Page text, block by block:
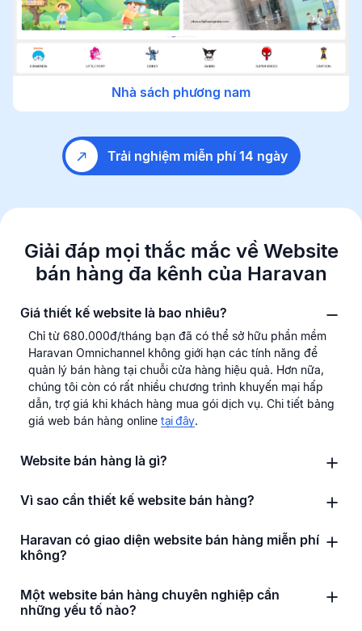
Nhà sách phương nam
Trải nghiệm miễn phí 14 ngày
Giải đáp mọi thắc mắc về Website
bán hàng đa kênh của Haravan
Giá thiết kế website là bao nhiêu?
Chỉ từ 680.000đ/tháng bạn đã có thể sở hữu phần mềm
Haravan Omnichannel không giới hạn các tính năng để
quản lý bán hàng tại chuỗi cửa hàng hiệu quả. Hơn nữa,
chúng tôi còn có rất nhiều chương trình khuyến mại hấp
dẫn, trợ giá khi khách hàng mua gói dịch vụ. Chi tiết bảng
giá web bán hàng online tại đây.
Website bán hàng là gì?
Vì sao cần thiết kế website bán hàng?
Haravan có giao diện website bán hàng miễn phí
không?
Một website bán hàng chuyên nghiệp cần
những yếu tố nào?